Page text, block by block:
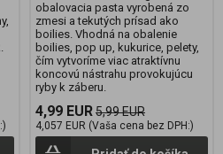
obalovacia pasta vyrobená zo
zmesi a tekutých prísad ako
boilies. Vhodná na obalenie
boilies, pop up, kukurice, pelety,
čím vytvoríme viac atraktívnu
koncovú nástrahu provokujúcu
ryby k záberu.
4,99 EUR5,99 EUR
4,057 EUR (Vaša cena bez DPH:)